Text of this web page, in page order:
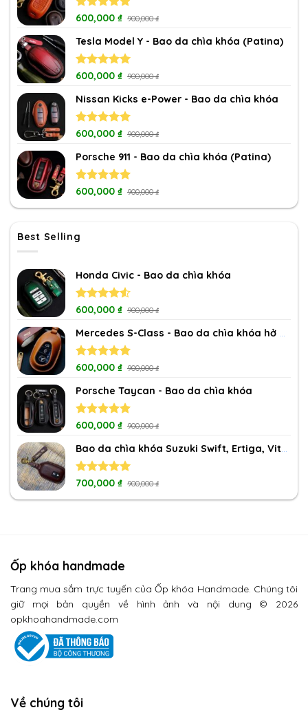
Rated5.00
600,000 ₫ 900,000₫
Tesla Model Y - Bao da chìa khóa (Patina)
Rated5.00
600,000 ₫ 900,000₫
Nissan Kicks e-Power - Bao da chìa khóa
Rated5.00
600,000 ₫ 900,000₫
Porsche 911 - Bao da chìa khóa (Patina)
Rated5.00
600,000 ₫ 900,000₫
Best Selling
Honda Civic - Bao da chìa khóa
Rated
of 5
600,000 ₫ 900,000₫
Mercedes S-Class - Bao da chìa khóa hở nút
Rated5.00
600,000 ₫ 900,000₫
Porsche Taycan - Bao da chìa khóa
Rated5.00
600,000 ₫ 900,000₫
Bao da chìa khóa Suzuki Swift, Ertiga, Vitara, XL7
Rated5.00
700,000 ₫ 900,000₫
Ốp khóa handmade
Trang mua sắm trực tuyến của Ốp khóa Handmade. Chúng tôi
giữ mọi bản quyền về hình ảnh và nội dung © 2026
opkhoahandmade.com
Về chúng tôi